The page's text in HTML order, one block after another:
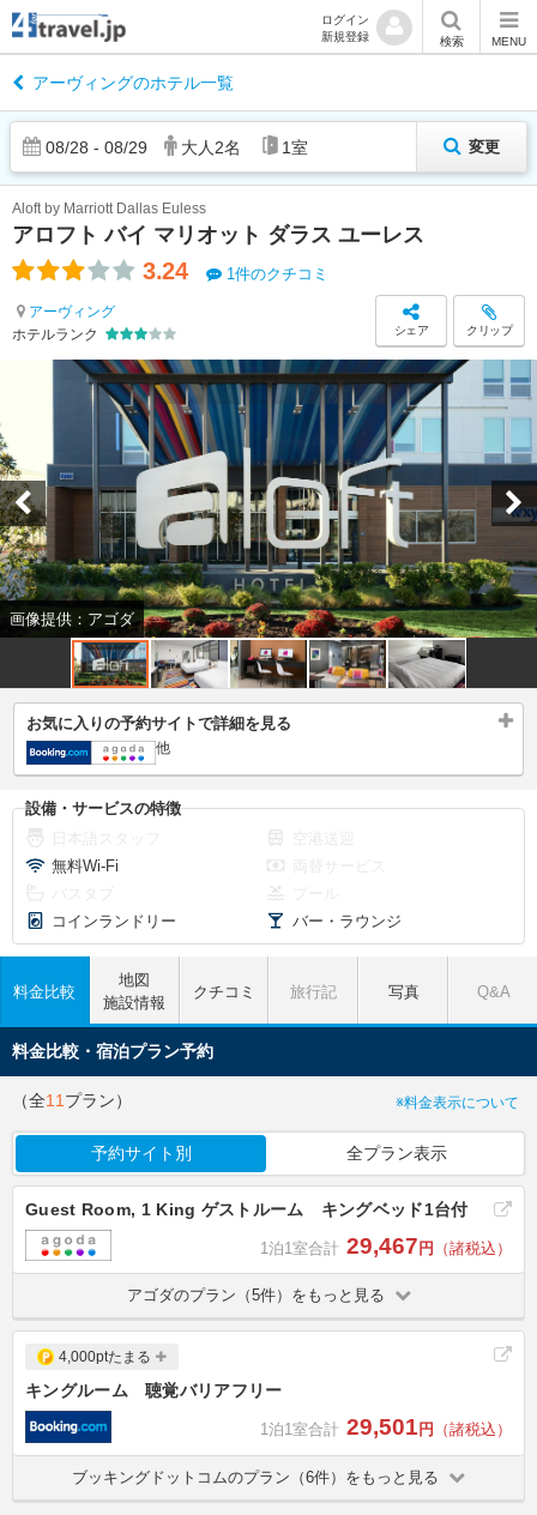
ログイン
新規登録
検索 MENU
アーヴィングのホテル一覧
08/28 - 08/29 大人 2名 1室 変更
アロフト バイ マリオット ダラス ユーレス
Aloft by Marriott Dallas Euless
3.24 1件のクチコミ
アーヴィング
ホテルランク
シェア クリップ
画像提供：アゴダ
お気に入りの予約サイトで詳細を見る
他
設備・サービスの特徴
無料Wi-Fi
コインランドリー
バー・ラウンジ
料金比較
地図
施設情報
クチコミ 旅行記 写真 Q&A
料金比較・宿泊プラン予約
（全11 プラン） ※料金表示について
予約サイト別 全プラン表示
Guest Room, 1 King ゲストルーム キングベッド1台付
1泊1室合計 29,467円 （諸税込）
アゴダのプラン（5件）をもっと見る
4,000ptたまる
キングルーム 聴覚バリアフリー
1泊1室合計 29,501 円 （諸税込）
ブッキングドットコムのプラン（6件）をもっと見る